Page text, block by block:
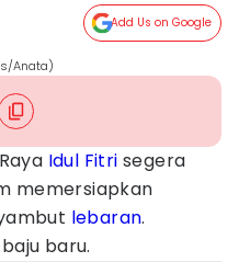
Add Us on Google
Anata)
Idul Fitri segera
memersiapkan
lebaran.
baru.